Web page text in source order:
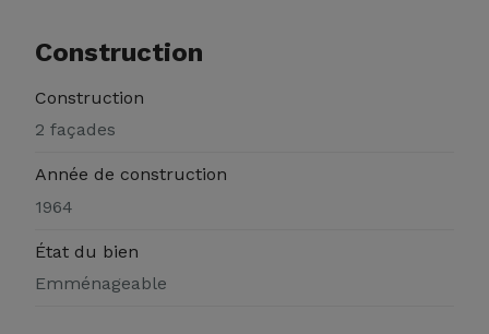
Construction
Construction
2 façades
Année de construction
1964
État du bien
Emménageable